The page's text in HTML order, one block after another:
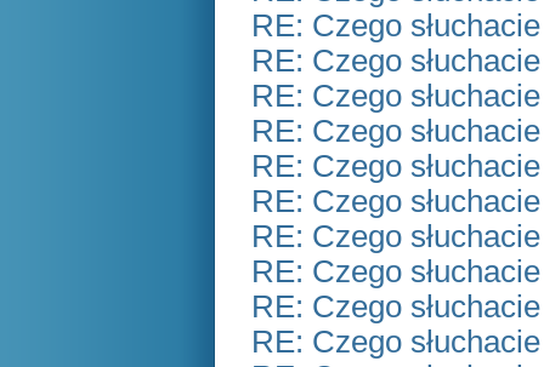
RE: Czego
RE: Czego
RE: Czego
RE: Czego
RE: Czego
RE: Czego
RE: Czego
RE: Czego
RE: Czego
RE: Czego